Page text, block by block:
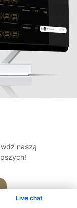
Live chat
naszą